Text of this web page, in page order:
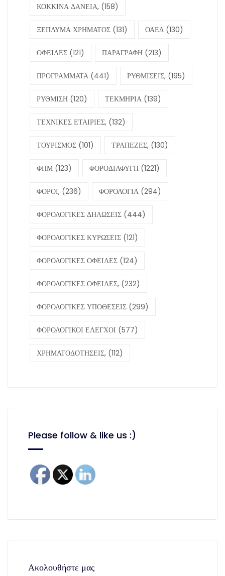
ΚΟΚΚΙΝΑ ΔΑΝΕΙΑ, (158)
ΞΕΠΛΥΜΑ ΧΡΗΜΑΤΟΣ (131) ΟΑΕΔ (130)
ΟΦΕΙΛΕΣ (121) ΠΑΡΑΓΡΑΦΗ (213)
ΠΡΟΓΡΑΜΜΑΤΑ (441) ΡΥΘΜΙΣΕΙΣ, (195)
ΡΥΘΜΙΣΗ (120) ΤΕΚΜΗΡΙΑ (139)
ΤΕΧΝΙΚΕΣ ΕΤΑΙΡΙΕΣ, (132)
ΤΟΥΡΙΣΜΟΣ (101) ΤΡΑΠΕΖΕΣ, (130)
ΦΗΜ (123) ΦΟΡΟΔΙΑΦΥΓΗ (1221)
ΦΟΡΟΙ, (236) ΦΟΡΟΛΟΓΙΑ (294)
ΦΟΡΟΛΟΓΙΚΕΣ ΔΗΛΩΣΕΙΣ (444)
ΦΟΡΟΛΟΓΙΚΕΣ ΚΥΡΩΣΕΙΣ (121)
ΦΟΡΟΛΟΓΙΚΕΣ ΟΦΕΙΛΕΣ (124)
ΦΟΡΟΛΟΓΙΚΕΣ ΟΦΕΙΛΕΣ, (232)
ΦΟΡΟΛΟΓΙΚΕΣ ΥΠΟΘΕΣΕΙΣ (299)
ΦΟΡΟΛΟΓΙΚΟΙ ΕΛΕΓΧΟΙ (577)
ΧΡΗΜΑΤΟΔΟΤΗΣΕΙΣ, (112)
Please follow & like us :)
Ακολουθήστε μας